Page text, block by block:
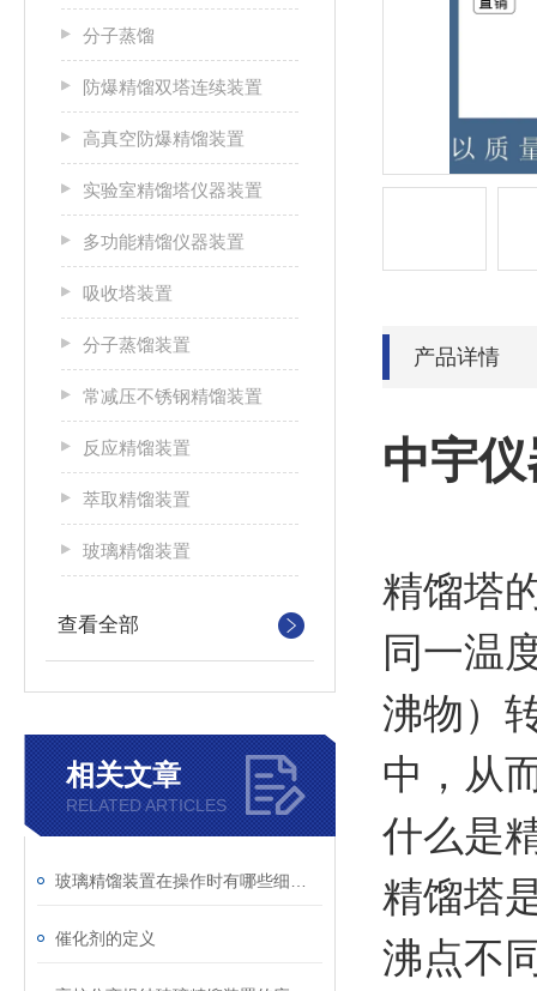
分子蒸馏
防爆精馏双塔连续装置
高真空防爆精馏装置
实验室精馏塔仪器装置
多功能精馏仪器装置
吸收塔装置
分子蒸馏装置
常减压不锈钢精馏装置
反应精馏装置
萃取精馏装置
玻璃精馏装置
查看全部
相关文章
RELATED ARTICLES
催化剂的定义
产品详情
中宇
精馏塔
同一温
沸物）
中，从
什么是
精馏塔
沸点不